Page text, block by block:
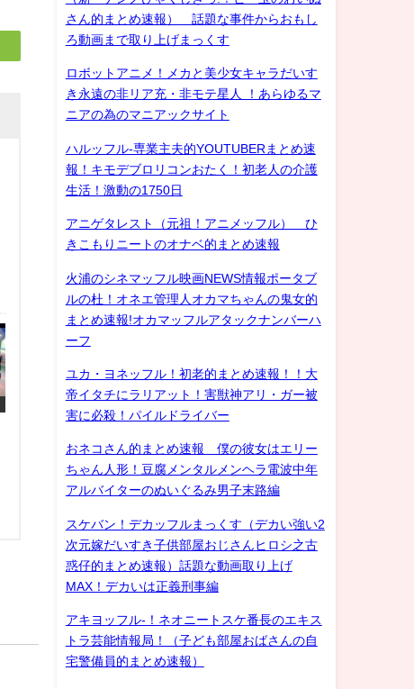
さん的まとめ速報） 話題な事件からおもし
ろ動画まで取り上げまっくす
ロボットアニメ！メカと美少女キャラだいす
き永遠の非リア充・非モテ星人 ！あらゆるマ
ニアの為のマニアックサイト
ハルッフル-専業主夫的YOUTUBERまとめ速
報！キモデブロリコンおたく！初老人の介護
生活！激動の1750日
アニゲタレスト（元祖！アニメッフル） ひ
きこもりニートのオナベ的まとめ速報
火浦のシネマッフル映画NEWS情報ポータブ
ルの杜！オネエ管理人オカマちゃんの鬼女的
まとめ速報!オカマッフルアタックナンバーハ
ーフ
ユカ・ヨネッフル！初老的まとめ速報！！大
帝イタチにラリアット！害獣神アリ・ガー被
害に必殺！パイルドライバー
おネコさん的まとめ速報 僕の彼女はエリー
ちゃん人形！豆腐メンタルメンヘラ電波中年
アルバイターのぬいぐるみ男子末路編
スケバン！デカッフルまっくす（デカい強い2
次元嫁だいすき子供部屋おじさんヒロシ之古
惑仔的まとめ速報）話題な動画取り上げ
MAX！デカいは正義刑事編
アキヨッフル-！ネオニートスケ番長のエキス
トラ芸能情報局！（子ども部屋おばさんの自
宅警備員的まとめ速報）